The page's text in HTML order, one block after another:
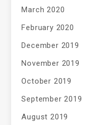
March 2020
February 2020
December 2019
November 2019
October 2019
September 2019
August 2019